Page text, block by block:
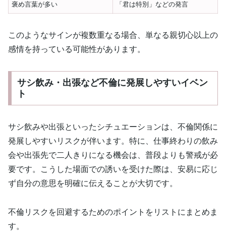
褒め言葉が多い 「君は特別」などの発言
このようなサインが複数重なる場合、単なる親切心以上の
感情を持っている可能性があります。
サシ飲み・出張など不倫に発展しやすいイベン
ト
サシ飲みや出張といったシチュエーションは、不倫関係に
発展しやすいリスクが伴います。特に、仕事終わりの飲み
会や出張先で二人きりになる機会は、普段よりも警戒が必
要です。こうした場面での誘いを受けた際は、安易に応じ
ず自分の意思を明確に伝えることが大切です。
不倫リスクを回避するためのポイントをリストにまとめま
す。